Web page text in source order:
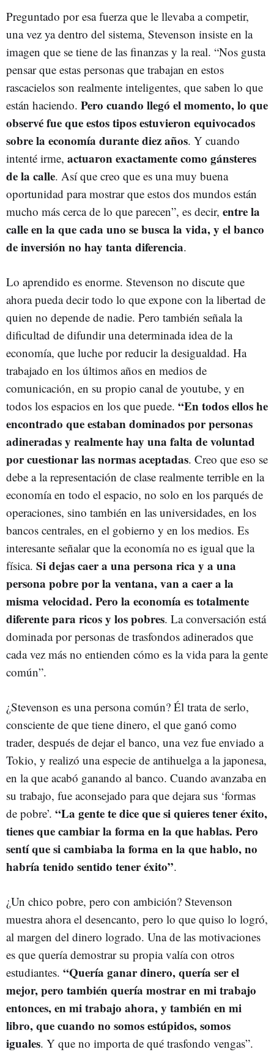
Preguntado por esa fuerza que le llevaba a competir,
una vez ya dentro del sistema, Stevenson insiste en la
imagen que se tiene de las finanzas y la real. “Nos gusta
pensar que estas personas que trabajan en estos
rascacielos son realmente inteligentes, que saben lo que
están haciendo. Pero cuando llegó el momento, lo que
observé fue que estos tipos estuvieron equivocados
sobre la economía durante diez años. Y cuando
intenté irme, actuaron exactamente como gánsteres
de la calle. Así que creo que es una muy buena
oportunidad para mostrar que estos dos mundos están
mucho más cerca de lo que parecen”, es decir, entre la
calle en la que cada uno se busca la vida, y el banco
de inversión no hay tanta diferencia.
Lo aprendido es enorme. Stevenson no discute que
ahora pueda decir todo lo que expone con la libertad de
quien no depende de nadie. Pero también señala la
dificultad de difundir una determinada idea de la
economía, que luche por reducir la desigualdad. Ha
trabajado en los últimos años en medios de
comunicación, en su propio canal de youtube, y en
todos los espacios en los que puede. “En todos ellos he
encontrado que estaban dominados por personas
adineradas y realmente hay una falta de voluntad
por cuestionar las normas aceptadas. Creo que eso se
debe a la representación de clase realmente terrible en la
economía en todo el espacio, no solo en los parqués de
operaciones, sino también en las universidades, en los
bancos centrales, en el gobierno y en los medios. Es
interesante señalar que la economía no es igual que la
física. Si dejas caer a una persona rica y a una
persona pobre por la ventana, van a caer a la
misma velocidad. Pero la economía es totalmente
diferente para ricos y los pobres. La conversación está
dominada por personas de trasfondos adinerados que
cada vez más no entienden cómo es la vida para la gente
común”.
¿Stevenson es una persona común? Él trata de serlo,
consciente de que tiene dinero, el que ganó como
trader, después de dejar el banco, una vez fue enviado a
Tokio, y realizó una especie de antihuelga a la japonesa,
en la que acabó ganando al banco. Cuando avanzaba en
su trabajo, fue aconsejado para que dejara sus ‘formas
de pobre’. “La gente te dice que si quieres tener éxito,
tienes que cambiar la forma en la que hablas. Pero
sentí que si cambiaba la forma en la que hablo, no
habría tenido sentido tener éxito”.
¿Un chico pobre, pero con ambición? Stevenson
muestra ahora el desencanto, pero lo que quiso lo logró,
al margen del dinero logrado. Una de las motivaciones
es que quería demostrar su propia valía con otros
estudiantes. “Quería ganar dinero, quería ser el
mejor, pero también quería mostrar en mi trabajo
entonces, en mi trabajo ahora, y también en mi
libro, que cuando no somos estúpidos, somos
iguales. Y que no importa de qué trasfondo vengas”.